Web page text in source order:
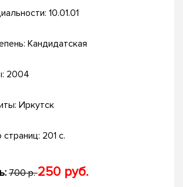
10.01.01
Кандидатская
2004
Иркутск
страниц: 201 с.
700 р.250 руб.